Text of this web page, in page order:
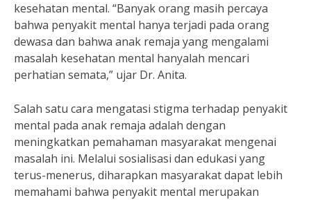
kesehatan mental. “Banyak orang masih percaya
bahwa penyakit mental hanya terjadi pada orang
dewasa dan bahwa anak remaja yang mengalami
masalah kesehatan mental hanyalah mencari
perhatian semata,” ujar Dr. Anita.
Salah satu cara mengatasi stigma terhadap penyakit
mental pada anak remaja adalah dengan
meningkatkan pemahaman masyarakat mengenai
masalah ini. Melalui sosialisasi dan edukasi yang
terus-menerus, diharapkan masyarakat dapat lebih
memahami bahwa penyakit mental merupakan